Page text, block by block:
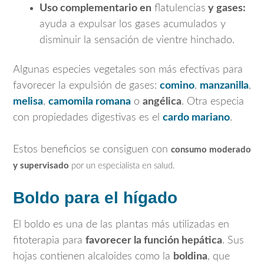
Uso complementario en flatulencias y gases:
ayuda a expulsar los gases acumulados y
disminuir la sensación de vientre hinchado.
Algunas especies vegetales son más efectivas para
favorecer la expulsión de gases: comino, manzanilla,
melisa, camomila romana o angélica. Otra especia
con propiedades digestivas es el cardo mariano.
Estos beneficios se consiguen con consumo moderado
y supervisado por un especialista en salud.
Boldo para el hígado
El boldo es una de las plantas más utilizadas en
fitoterapia para favorecer la función hepática. Sus
hojas contienen alcaloides como la boldina, que